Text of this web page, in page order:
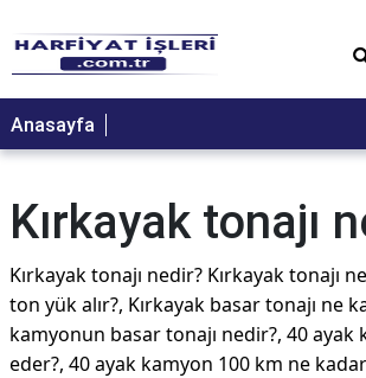
Anasayfa
Kırkayak tonajı
Kırkayak tonajı nedir? Kırkayak tonajı
ton yük alır?, Kırkayak basar tonajı ne
kamyonun basar tonajı nedir?, 40 ayak
eder?, 40 ayak kamyon 100 km ne